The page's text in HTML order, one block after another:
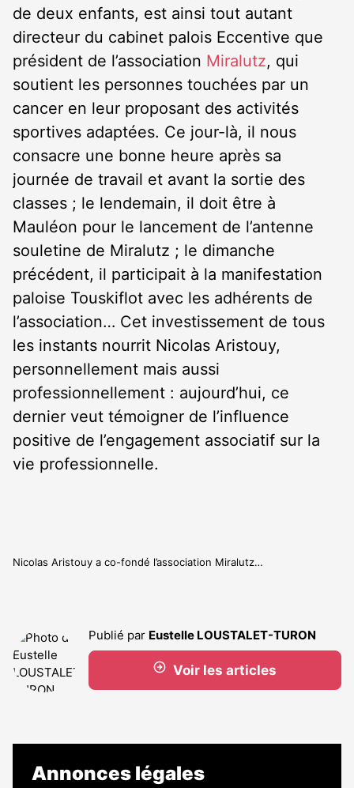
de deux enfants, est ainsi tout autant
directeur du cabinet palois Eccentive que
président de l’association Miralutz, qui
soutient les personnes touchées par un
cancer en leur proposant des activités
sportives adaptées. Ce jour-là, il nous
consacre une bonne heure après sa
journée de travail et avant la sortie des
classes ; le lendemain, il doit être à
Mauléon pour le lancement de l’antenne
souletine de Miralutz ; le dimanche
précédent, il participait à la manifestation
paloise Touskiflot avec les adhérents de
l’association… Cet investissement de tous
les instants nourrit Nicolas Aristouy,
personnellement mais aussi
professionnellement : aujourd’hui, ce
dernier veut témoigner de l’influence
positive de l’engagement associatif sur la
vie professionnelle.
Nicolas Aristouy a co-fondé l’association Miralutz…
Publié par Eustelle LOUSTALET-TURON
Voir les articles
Annonces légales